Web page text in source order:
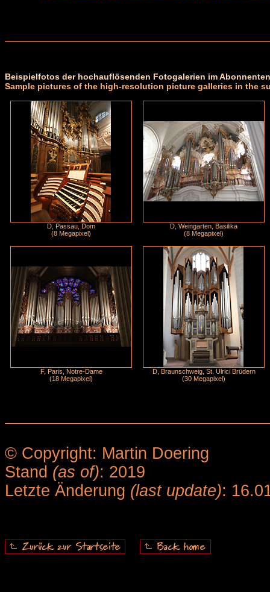
Beispielfotos der hochauflösenden Fotogalerien im
Sample pictures of the high-resolution picture galleries in the
D, Passau, Dom
(8 Megapixel)
D, Weingarten, Basilika
(8 Megapixel)
F, Paris, Notre-Dame
(18 Megapixel)
D, Braunschweig, St. Ulrici Brüdern
(30 Megapixel)
© Copyright: Martin Doering
Stand (as of): 2019
Letzte Änderung (last update):